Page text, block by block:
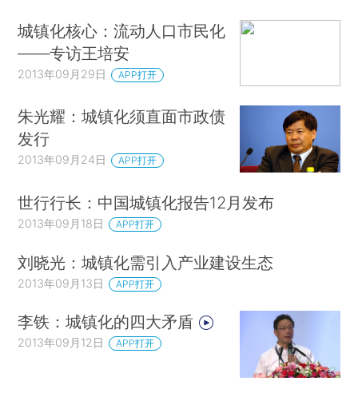
城镇化核心：流动人口市民化
——专访王培安
2013年09月29日 APP打开
朱光耀：城镇化须直面市政债
发行
2013年09月24日 APP打开
世行行长：中国城镇化报告12月发布
2013年09月18日 APP打开
刘晓光：城镇化需引入产业建设生态
2013年09月13日 APP打开
李铁：城镇化的四大矛盾
2013年09月12日 APP打开